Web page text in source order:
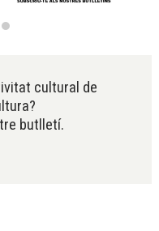
cultural de
butlletí.